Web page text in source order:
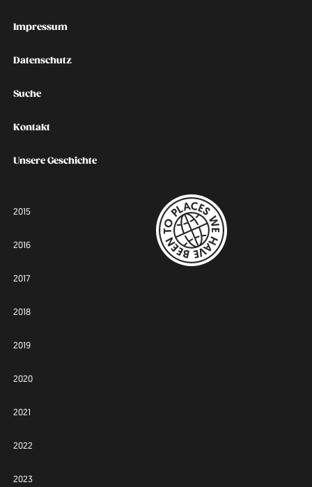
Impressum
Datenschutz
Suche
Kontakt
Unsere Geschichte
2015
2016
2017
2018
2019
2020
2021
2022
2023